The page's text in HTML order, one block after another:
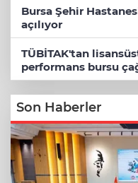
Bursa Şehir
açılıyor
TÜBİTAK'tan
performans bursu
Son Haberler